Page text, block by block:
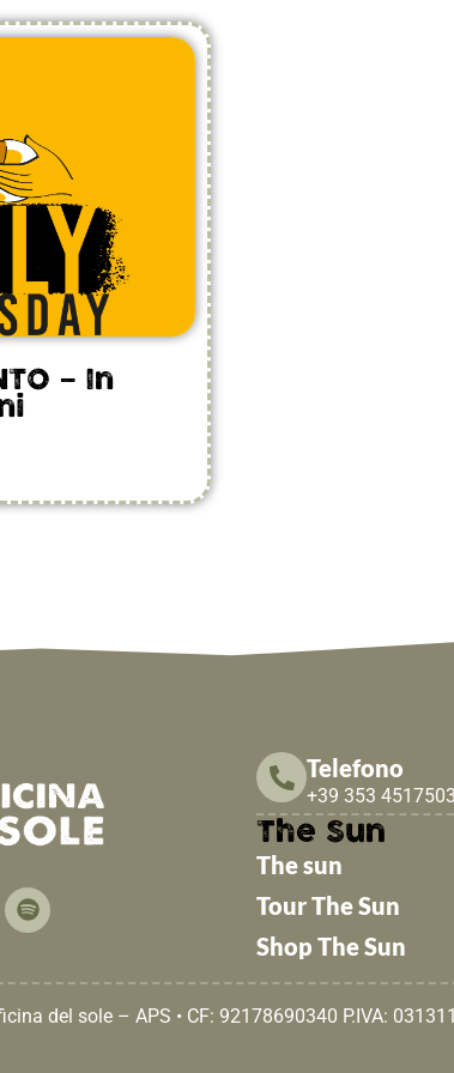
– In
Telefono
+39 353 4517503
The Sun
The sun
Tour The Sun
Shop The Sun
del sole – APS • CF: 92178690340 P.IVA: